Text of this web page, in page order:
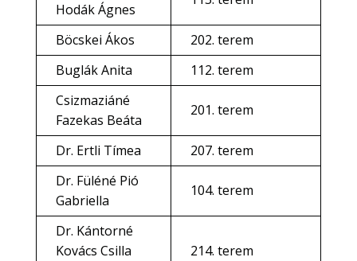
Hodák Ágnes
Böcskei Ákos
202. terem
Buglák Anita
112. terem
Csizmaziáné
Fazekas Beáta
201. terem
Dr. Ertli Tímea
207. terem
Dr. Füléné Pió
Gabriella
104. terem
Dr. Kántorné
Kovács Csilla
214. terem